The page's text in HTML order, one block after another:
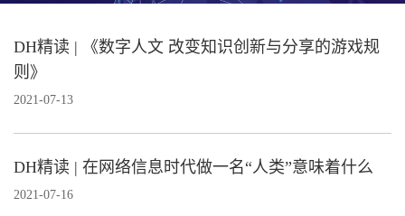
2021-07-13
DH精读 | 《数字人文 改变知识创新与分享的游戏规
则》
2021-07-16
DH精读 | 在网络信息时代做一名“人类”意味着什么